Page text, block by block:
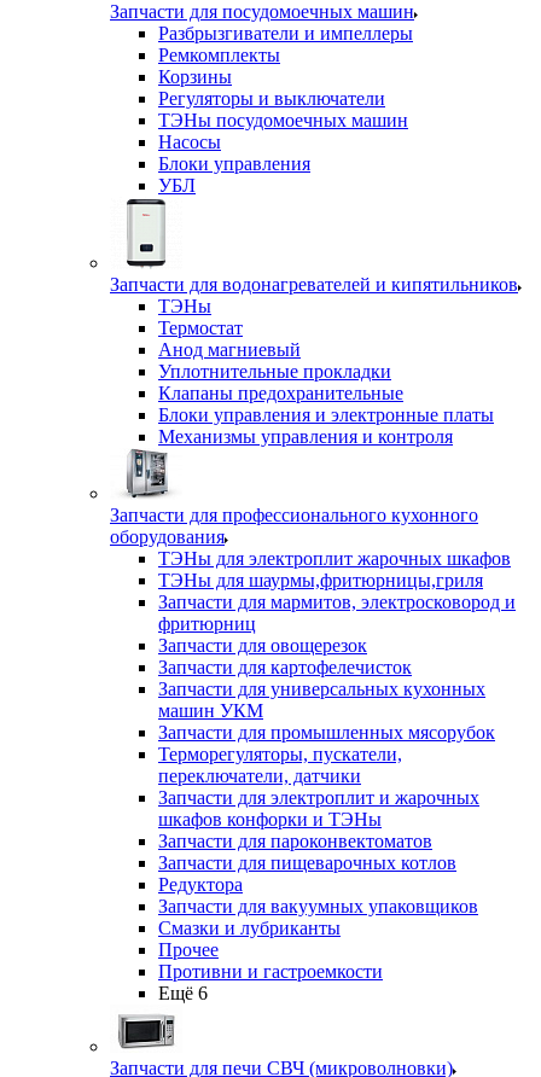
Запчасти для посудомоечных машин
Разбрызгиватели и импеллеры
Ремкомплекты
Корзины
Регуляторы и выключатели
ТЭНы посудомоечных машин
Насосы
Блоки управления
УБЛ
Запчасти для водонагревателей и кипятильников
ТЭНы
Термостат
Анод магниевый
Уплотнительные прокладки
Клапаны предохранительные
Блоки управления и электронные платы
Механизмы управления и контроля
Запчасти для профессионального кухонного
оборудования
ТЭНы для электроплит жарочных шкафов
ТЭНы для шаурмы,фритюрницы,гриля
Запчасти для мармитов, электросковород и
фритюрниц
Запчасти для овощерезок
Запчасти для картофелечисток
Запчасти для универсальных кухонных
машин УКМ
Запчасти для промышленных мясорубок
Терморегуляторы, пускатели,
переключатели, датчики
Запчасти для электроплит и жарочных
шкафов конфорки и ТЭНы
Запчасти для пароконвектоматов
Запчасти для пищеварочных котлов
Редуктора
Запчасти для вакуумных упаковщиков
Смазки и лубриканты
Прочее
Противни и гастроемкости
Ещё 6
Запчасти для печи СВЧ (микроволновки)